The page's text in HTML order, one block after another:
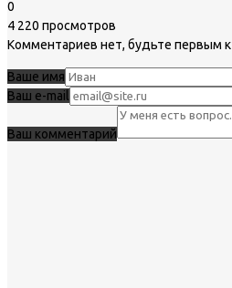
0
4 220 просмотров
Комментариев нет, будьте первым
Ваше имя
Ваш e-mail
Ваш комментарий